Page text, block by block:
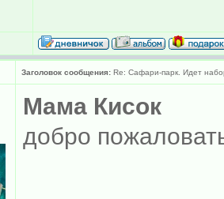
Заголовок сообщения: Re: Сафари-парк. Идет
Мама Кисок
добро